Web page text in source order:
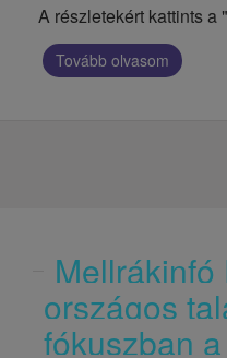
A részletekért kattints a
Tovább olvasom
Mellrákinfó
országos
fókuszban